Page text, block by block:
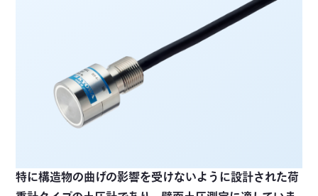
特に構造物の曲げの影響を受けないように設計された荷